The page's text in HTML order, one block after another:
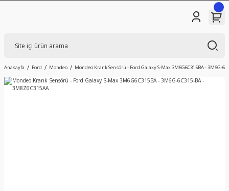
Anasayfa Ford Mondeo Mondeo Krank Sensörü - Ford Galaxy S-Max 3M6G6C315BA - 3M6G-